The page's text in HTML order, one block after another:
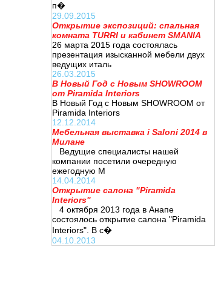
п�
29.09.2015
Открытие экспозиций: спальная
комната TURRI и кабинет SMANIA
26 марта 2015 года состоялась
презентация изысканной мебели двух
ведущих италь
26.03.2015
В Новый Год с Новым SHOWROOM
от Piramida Interiors
В Новый Год с Новым SHOWROOM от
Piramida Interiors
12.12.2014
Мебельная выставка i Saloni 2014 в
Милане
Ведущие специалисты нашей
компании посетили очередную
ежегодную М
14.04.2014
Открытие салона "Piramida
Interiors"
4 октября 2013 года в Анапе
состоялось открытие салона "Piramida
Interiors". В с�
04.10.2013